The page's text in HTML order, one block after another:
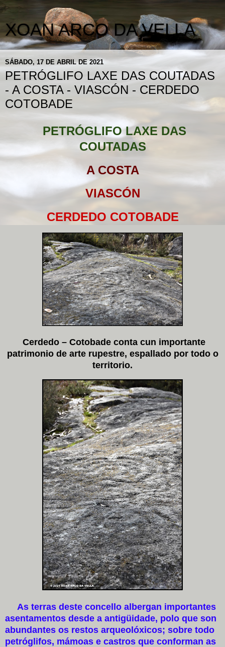
XOAN ARCO DA VELLA
SÁBADO, 17 DE ABRIL DE 2021
PETRÓGLIFO LAXE DAS COUTADAS
- A COSTA - VIASCÓN - CERDEDO
COTOBADE
PETRÓGLIFO LAXE DAS
COUTADAS
A COSTA
VIASCÓN
CERDEDO COTOBADE
Cerdedo – Cotobade conta cun importante
patrimonio de arte rupestre, espallado por todo o
territorio.
As terras deste concello albergan importantes
asentamentos desde a antigüidade, polo que son
abundantes os restos arqueolóxicos; sobre todo
petróglifos, mámoas e castros que conforman as